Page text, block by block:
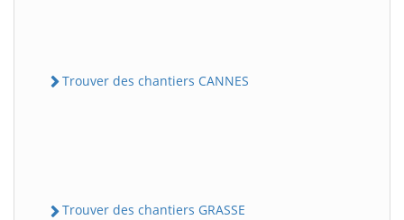
Trouver des chantiers CANNES
Trouver des chantiers GRASSE